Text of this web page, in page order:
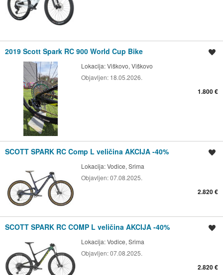
2019 Scott Spark RC 900 World Cup Bike
Lokacija:Viškovo, Viškovo
Objavljen: 18.05.2026.
1.800 €
SCOTT SPARK RC Comp L veličina AKCIJA -40%
Lokacija:Vodice, Srima
Objavljen:07.08.2025.
2.820 €
SCOTT SPARK RC COMP L veličina AKCIJA -40%
Lokacija:Vodice, Srima
Objavljen:07.08.2025.
2.820 €